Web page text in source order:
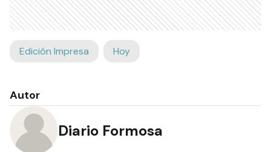
Edición Impresa Hoy
Autor
Diario Formosa